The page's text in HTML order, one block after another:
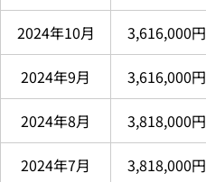
2024年10月 3,616,000円
2024年9月 3,616,000円
2024年8月 3,818,000円
2024年7月 3,818,000円